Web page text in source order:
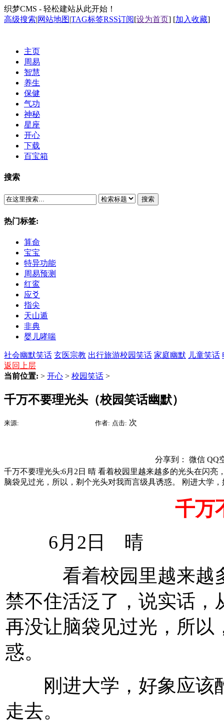
织梦CMS - 轻松建站从此开始！
高级搜索|网站地图|TAG标签RSS订阅[设为首页] [加入收藏]
主页
周易
智慧
养生
保健
气功
神秘
星座
开心
下载
百宝箱
搜索
搜索
热门标签:
算命
宝宝
特异功能
周易预测
红鸾
应爻
指尖
天山遁
非典
婴儿哮喘
社会幽默笑话 玄医宗教 出行旅游校园笑话 家庭幽默 儿童笑话
返回上层
当前位置: > 开心 > 校园笑话 >
千万不要理光头（校园笑话幽默）
来源: 作者: 点击: 次
分享到： 微信 QQ
千万不要理光头:6月2日 晴 看着校园里越来越多的光头在闪
脑袋见过光，所以，剃个光头对我而言级具诱惑。 刚进大学
千万
6月2日 晴
看着校园里越来越多
禁不住活泛了，说实话，
再没让脑袋见过光，所以
惑。
刚进大学，好象应该
走去。